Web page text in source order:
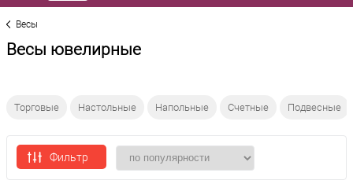
Весы
Весы ювелирные
Торговые Настольные Напольные Счетные Подвесные
Фильтр